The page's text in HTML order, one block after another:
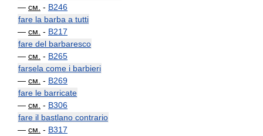
— см. - B246
fare la barba a tutti
— см. - B217
fare del barbaresco
— см. - B265
farsela come i barbieri
— см. - B269
fare le barricate
— см. - B306
fare il bastlano contrario
— см. - B317